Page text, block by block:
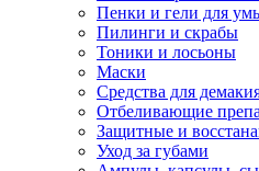
Пенки и гели для
Пилинги и скрабы
Тоники и лосьоны
Маски
Средства для
Отбеливающие
Защитные и
Уход за губами